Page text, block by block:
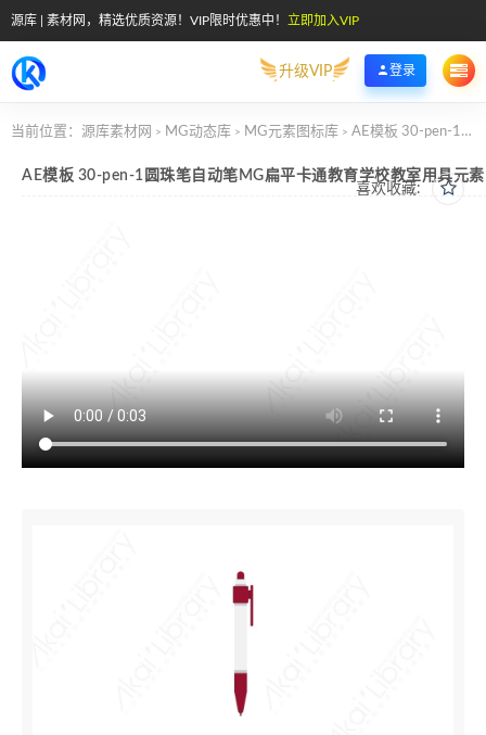
源库 | 素材网，精选优质资源！VIP限时优惠中！ 立即加入VIP
升级VIP 登录
当前位置： 源库素材网 > MG动态库 > MG元素图标库 > AE模板 30-pen-1圆珠笔自动笔MG扁平卡通教育学校教室用具元素图标
喜欢收藏:
AE模板 30-pen-1圆珠笔自动笔MG扁平卡通教育学校教室用具元